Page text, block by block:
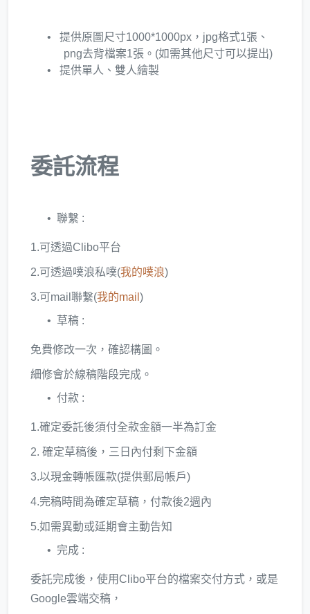
提供原圖尺寸1000*1000px，jpg格式1張、
png去背檔案1張。(如需其他尺寸可以提出)
提供單人、雙人繪製
委託流程
聯繫 :
1.可透過Clibo平台
2.可透過噗浪私噗(我的噗浪)
3.可mail聯繫(我的mail )
草稿 :
免費修改一次，確認構圖。
細修會於線稿階段完成。
付款 :
1.確定委託後須付全款金額一半為訂金
2. 確定草稿後，三日內付剩下金額
3.以現金轉帳匯款(提供郵局帳戶)
4.完稿時間為確定草稿，付款後2週內
5.如需異動或延期會主動告知
完成 :
委託完成後，使用Clibo平台的檔案交付方式，或是
Google雲端交稿，